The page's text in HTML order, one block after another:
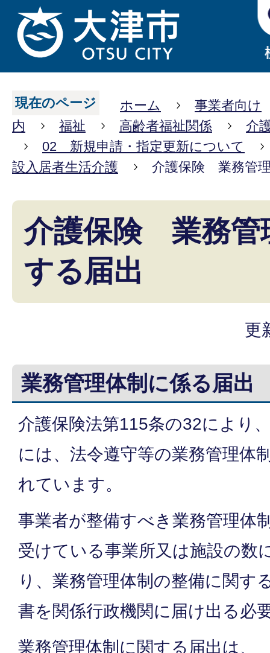
現在のページ ホーム
事業者向け
内
福祉 高齢者福祉関係
介
02 新規申請・指定更新について
設入居者生活介護
介護保険 業務管
介護保険 業務管
する届出
更
業務管理体制に係る届出
介護保険法第115条の32により
には、法令遵守等の業務管理体
れています。
事業者が整備すべき業務管理体
受けている事業所又は施設の数
り、業務管理体制の整備に関す
書を関係行政機関に届け出る必
業務管理体制に関する届出は、